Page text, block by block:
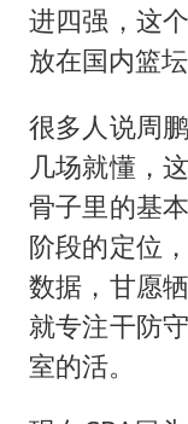
进四强，这
放在国内篮坛
很多人说周
几场就懂，
骨子里的基
阶段的定位
数据，甘愿
就专注干防
室的活。